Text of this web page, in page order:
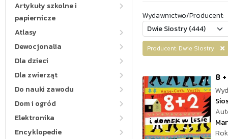
Artykuły szkolne i
papiernicze
Atlasy
Dewocjonalia
Dla dzieci
Dla zwierząt
Do nauki zawodu
Dom i ogród
Elektronika
Encyklopedie
Wydawnictwo/Producent:
Producent: Dwie Siostry
8